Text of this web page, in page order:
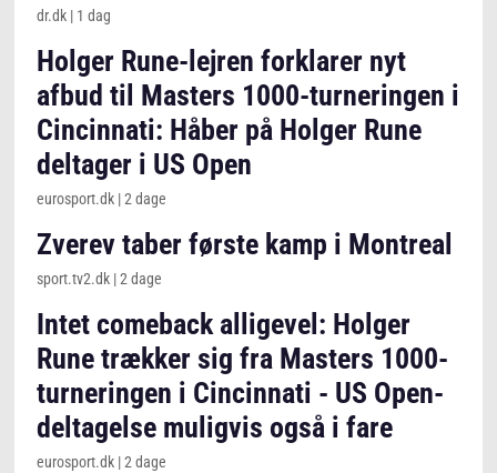
dr.dk | 1 dag
Holger Rune-lejren forklarer nyt
afbud til Masters 1000-turneringen i
Cincinnati: Håber på Holger Rune
deltager i US Open
eurosport.dk |2 dage
Zverev taber første kamp i Montreal
sport.tv2.dk |2 dage
Intet comeback alligevel: Holger
Rune trækker sig fra Masters 1000-
turneringen i Cincinnati - US Open-
deltagelse muligvis også i fare
eurosport.dk |2 dage